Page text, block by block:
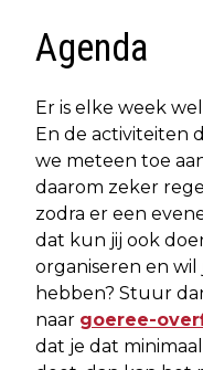
Agenda
Er is elke week
En de activiteiten
we meteen toe
daarom zeker
zodra er een
dat kun jij ook
organiseren en
hebben? Stuur
naar goeree-
dat je dat